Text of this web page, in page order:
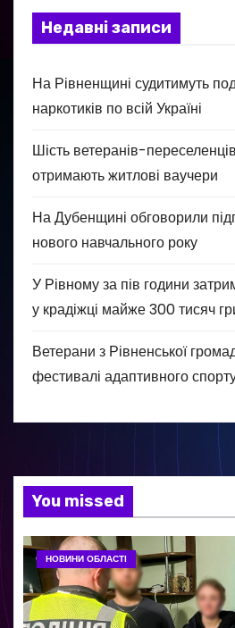
Недавні записи
На Рівненщині судитимуть
наркотиків по всій Україні
Шість ветеранів-
отримають житлові ваучери
На Дубенщині обговорили
нового навчального року
У Рівному за пів години
у крадіжці майже 300 тисяч
Ветерани з Рівненської
фестивалі адаптивного
You missed
НОВИНИ ОБЛАСТІ